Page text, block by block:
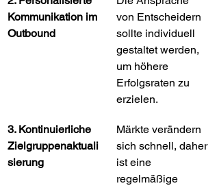
Kommunikation im
Outbound
von Entscheidern
sollte individuell
gestaltet werden,
um höhere
Erfolgsraten zu
erzielen.
3. Kontinuierliche
Zielgruppenaktuali
sierung
Märkte verändern
sich schnell, daher
ist eine
regelmäßige